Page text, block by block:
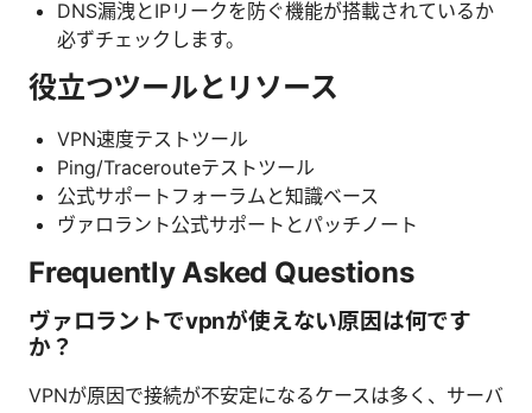
DNS漏洩とIPリークを防ぐ機能が搭載されているか
必ずチェックします。
役立つツールとリソース
VPN速度テストツール
Ping/Tracerouteテストツール
公式サポートフォーラムと知識ベース
ヴァロラント公式サポートとパッチノート
Frequently Asked Questions
ヴァロラントでvpnが使えない原因は何です
か？
VPNが原因で接続が不安定になるケースは多く、サーバ